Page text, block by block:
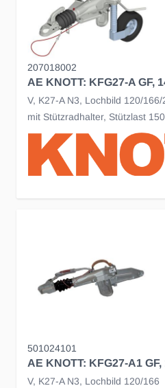
207018002
AE KNOTT: KFG27-A GF,
V, K27-A N3, Lochbild 120/166/
mit Stützradhalter, Stützlast
501024101
AE KNOTT: KFG27-A1
V, K27-A N3, Lochbild 120/166